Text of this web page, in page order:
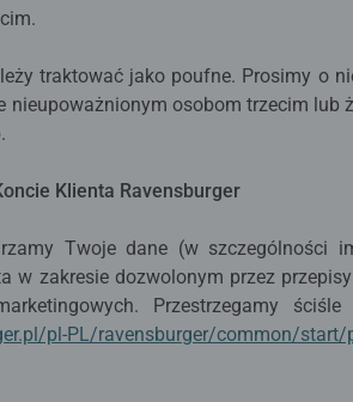
traktować jako poufne. Prosimy o
nieupoważnionym osobom trzecim
Klienta Ravensburger
Twoje dane (w
w zakresie dozwolonym przez
Przestrzegamy
pl-PL/ravensburger/common/start/